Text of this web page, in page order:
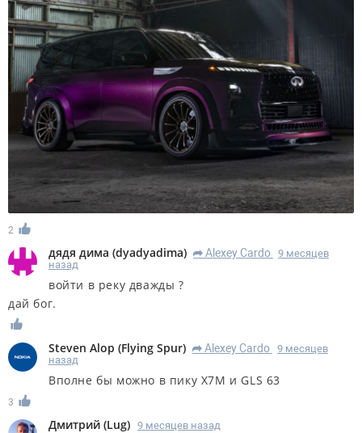
2
дядя дима (dyadyadima) R Alexey Cardo 9 месяцев
назад
войти в реку дважды ?
дай бог.
Steven Alop (Flying Spur) R Alexey Cardo 9 месяцев
назад
Вполне бы можно в пику X7M и GLS 63
3
Дмитрий (Lug) 9 месяцев назад